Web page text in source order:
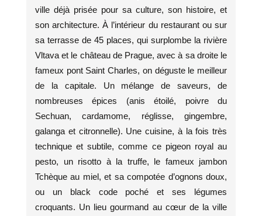
ville déjà prisée pour sa culture, son histoire, et
son architecture. À l’intérieur du restaurant ou sur
sa terrasse de 45 places, qui surplombe la rivière
Vltava et le château de Prague, avec à sa droite le
fameux pont Saint Charles, on déguste le meilleur
de la capitale. Un mélange de saveurs, de
nombreuses épices (anis étoilé, poivre du
Sechuan, cardamome, réglisse, gingembre,
galanga et citronnelle). Une cuisine, à la fois très
technique et subtile, comme ce pigeon royal au
pesto, un risotto à la truffe, le fameux jambon
Tchèque au miel, et sa compotée d’ognons doux,
ou un black code poché et ses légumes
croquants. Un lieu gourmand au cœur de la ville